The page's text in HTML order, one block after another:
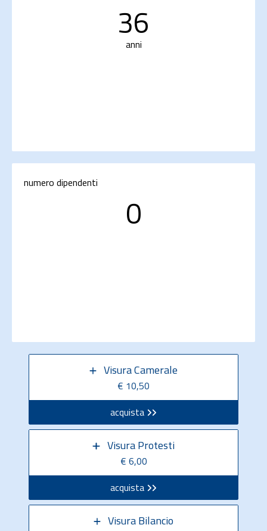
36
anni
numero dipendenti
0
Visura Camerale
€ 10,50
acquista
Visura Protesti
€ 6,00
acquista
Visura Bilancio